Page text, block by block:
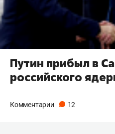
Путин прибыл в
российского
Комментарии 12